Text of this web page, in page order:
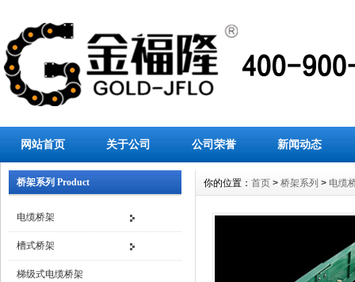
网站首页 关于公司 公司荣誉 新闻动态
桥架系列 Product
电缆桥架
槽式桥架
梯级式电缆桥架
你的位置： 首页 > 桥架系列 > 电缆